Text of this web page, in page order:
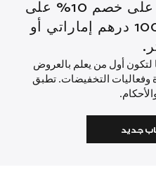
لفترة محدودة: احصل على خصم 10% على
طلبك الأول بقيمة 1000 درهم إماراتي أو
لتكون أول من يعلم بالعروض
وفعاليات التخفيضات. تطبق
جديد